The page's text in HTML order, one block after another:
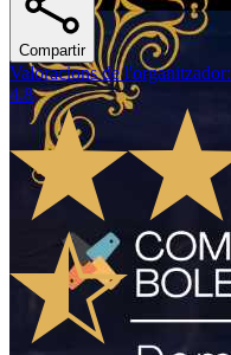
Compartir
Valoracions de l'organitzador:
4.8